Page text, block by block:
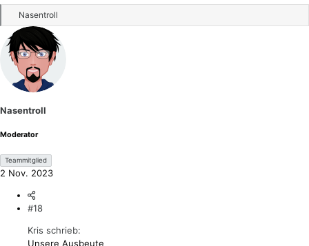
R
e
k
t
o
e
:
Nasentroll
Nasentroll
Moderator
Teammitglied
2 Nov. 2023
#18
Kris schrieb:
Unsere Ausbeute